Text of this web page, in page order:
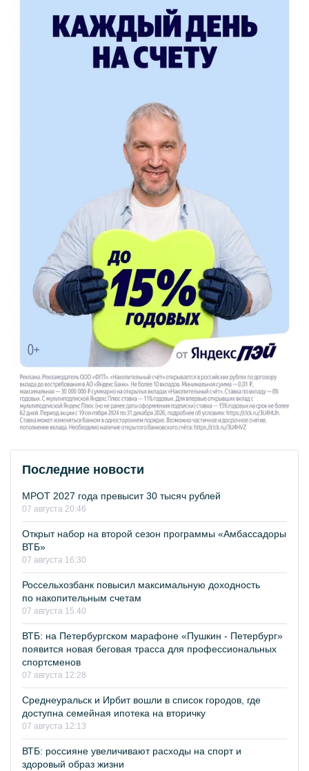
Последние новости
МРОТ 2027 года превысит 30 тысяч рублей
07 августа 20:46
Открыт набор на второй сезон программы «Амбассадоры
ВТБ»
07 августа 16:30
Россельхозбанк повысил максимальную доходность
по накопительным счетам
07 августа 15:40
ВТБ: на Петербургском марафоне «Пушкин - Петербург»
появится новая беговая трасса для профессиональных
спортсменов
07 августа 12:28
Среднеуральск и Ирбит вошли в список городов, где
доступна семейная ипотека на вторичку
07 августа 12:13
ВТБ: россияне увеличивают расходы на спорт и
здоровый образ жизни